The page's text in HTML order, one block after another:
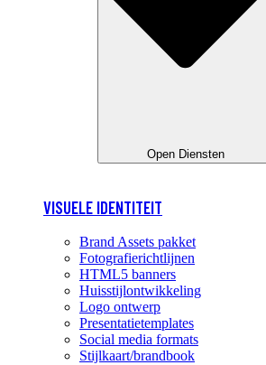
Open Diensten
VISUELE IDENTITEIT
Brand Assets pakket
Fotografierichtlijnen
HTML5 banners
Huisstijlontwikkeling
Logo ontwerp
Presentatietemplates
Social media formats
Stijlkaart/brandbook